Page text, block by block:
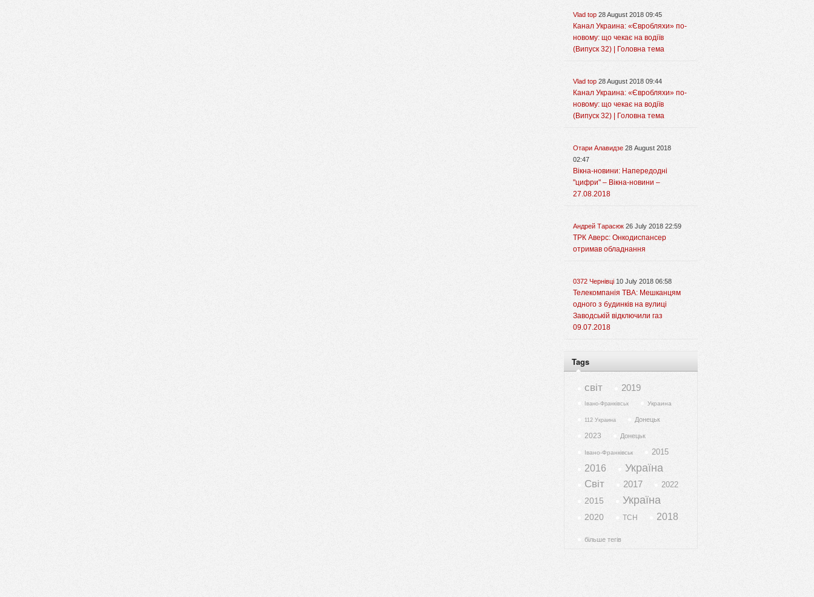
Vlad top 28 August 2018 09:45
Канал Украина: «Євробляхи» по-
новому: що чекає на водіїв
(Випуск 32) | Головна тема
Vlad top 28 August 2018 09:44
Канал Украина: «Євробляхи» по-
новому: що чекає на водіїв
(Випуск 32) | Головна тема
Отари Алавидзе 28 August 2018
02:47
Вікна-новини: Напередодні
"цифри" – Вікна-новини –
27.08.2018
Андрей Тарасюк 26 July 2018 22:59
ТРК Аверс: Онкодиспансер
отримав обладнання
0372 Чернівці 10 July 2018 06:58
Телекомпанія ТВА: Мешканцям
одного з будинків на вулиці
Заводській відключили газ
09.07.2018
Tags
світ 2019
Івано-Франківськ Украина
112 Украина Донецьк
2023 Донецьк
Івано-Франківськ 2015
2016 Україна
Світ 2017 2022
2015 Україна
2020 ТСН 2018
більше тегів